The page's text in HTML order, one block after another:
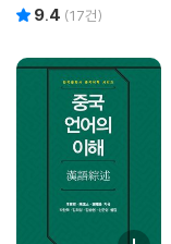
9.4 (17건)